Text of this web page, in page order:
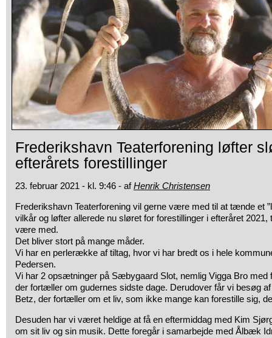
Frederikshavn Teaterforening løfter
efterårets forestillinger
23. februar 2021 - kl. 9:46 - afHenrik Christensen
Frederikshavn Teaterforening vil gerne være med til at tænde et
vilkår og løfter allerede nu sløret for forestillinger i efteråret 2021,
være med.
Det bliver stort på mange måder.
Vi har en perlerække af tiltag, hvor vi har bredt os i hele
Pedersen.
Vi har 2 opsætninger på Sæbygaard Slot, nemlig Vigga Bro med
der fortæller om gudernes sidste dage. Derudover får vi besøg
Betz, der fortæller om et liv, som ikke mange kan forestille sig,
Desuden har vi været heldige at få en eftermiddag med Kim
om sit liv og sin musik. Dette foregår i samarbejde med Ålbæk